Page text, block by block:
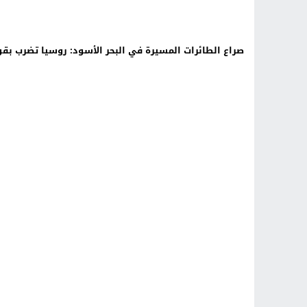
صراع الطائرات المسيرة في البحر الأسود: روسيا تضرب